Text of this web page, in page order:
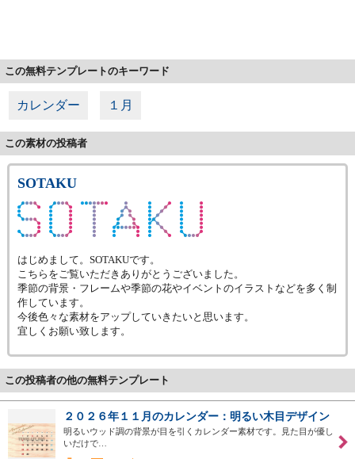
この無料テンプレートのキーワード
カレンダー １月
この素材の投稿者
SOTAKU
はじめまして。SOTAKUです。
こちらをご覧いただきありがとうございました。
季節の背景・フレームや季節の花やイベントのイラストなどを多く制
作しています。
今後色々な素材をアップしていきたいと思います。
宜しくお願い致します。
この投稿者の他の無料テンプレート
２０２６年１１月のカレンダー：明るい木目デザイン
明るいウッド調の背景が目を引くカレンダー素材です。見た目が優し
いだけで…